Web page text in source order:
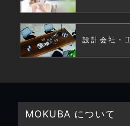
設計会社・
MOKUBA について